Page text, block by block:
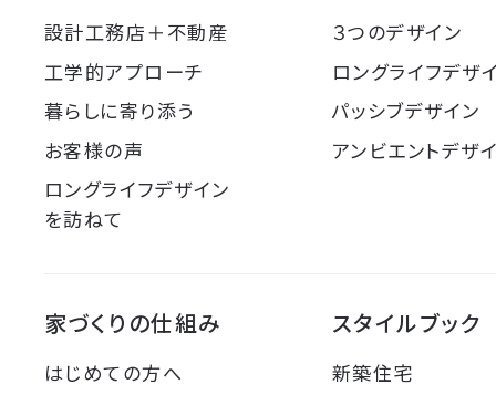
設計工務店＋不動産
工学的アプローチ
暮らしに寄り添う
お客様の声
ロングライフデザイン
を訪ねて
３つのデザイン
ロングライフデザ
パッシブデザイン
アンビエントデザ
家づくりの仕組み
はじめての方へ
スタイルブック
新築住宅